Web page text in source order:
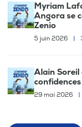
Myriam
Angora se
Zenio
5 juin 2026 |
Alain Soreil
29 mai 2026 |